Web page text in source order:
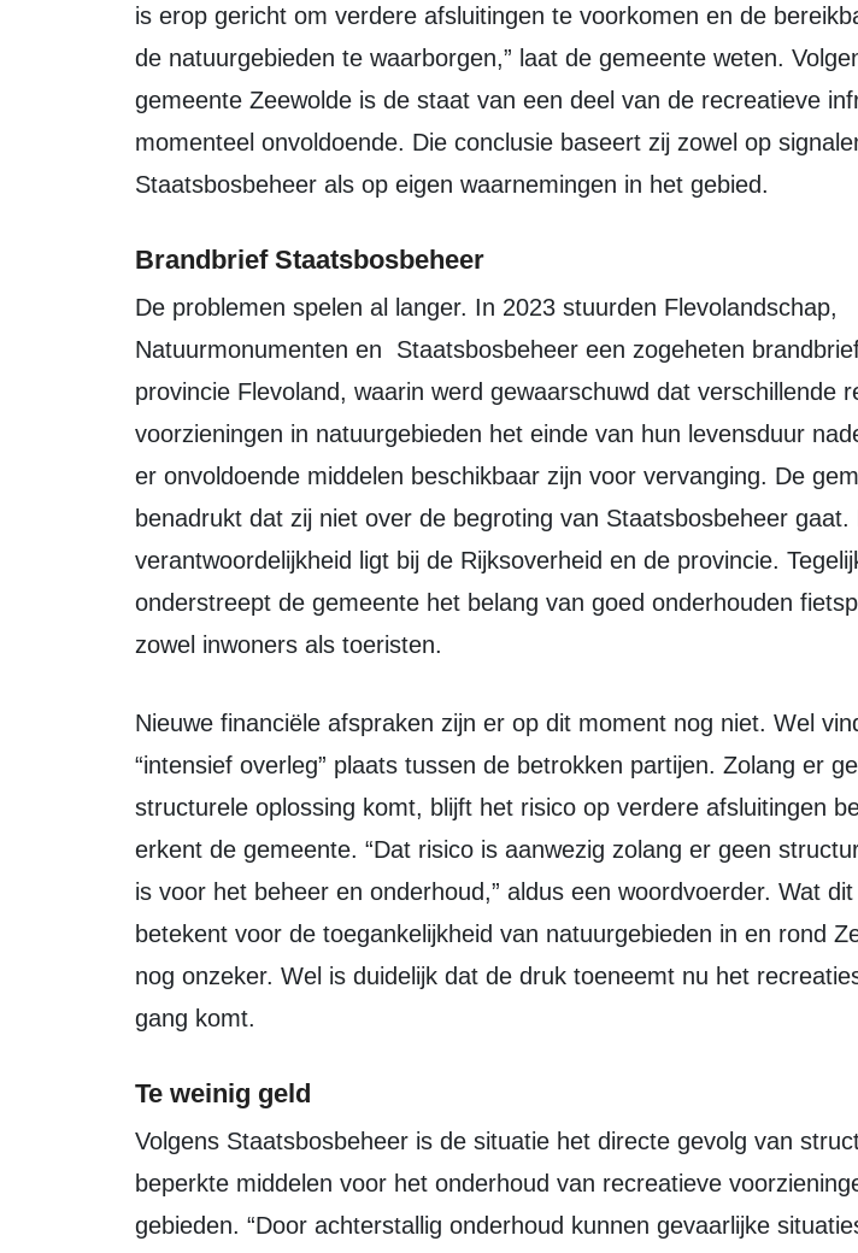
is erop gericht om verdere afsluitingen te voorkomen en de
de natuurgebieden te waarborgen,” laat de gemeente weten.
gemeente Zeewolde is de staat van een deel van de recreatieve
momenteel onvoldoende. Die conclusie baseert zij zowel op
Staatsbosbeheer als op eigen waarnemingen in het gebied.
Brandbrief Staatsbosbeheer
De problemen spelen al langer. In 2023 stuurden Flevolandschap,
Natuurmonumenten en Staatsbosbeheer een zogeheten
provincie Flevoland, waarin werd gewaarschuwd dat verschillende
voorzieningen in natuurgebieden het einde van hun levensduur
er onvoldoende middelen beschikbaar zijn voor vervanging. De
benadrukt dat zij niet over de begroting van Staatsbosbeheer gaat.
verantwoordelijkheid ligt bij de Rijksoverheid en de provincie.
onderstreept de gemeente het belang van goed onderhouden
zowel inwoners als toeristen.
Nieuwe financiële afspraken zijn er op dit moment nog niet. Wel vindt er
“intensief overleg” plaats tussen de betrokken partijen. Zolang er
structurele oplossing komt, blijft het risico op verdere afsluitingen
erkent de gemeente. “Dat risico is aanwezig zolang er geen
is voor het beheer en onderhoud,” aldus een woordvoerder. Wat
betekent voor de toegankelijkheid van natuurgebieden in en rond
nog onzeker. Wel is duidelijk dat de druk toeneemt nu het
gang komt.
Te weinig geld
Volgens Staatsbosbeheer is de situatie het directe gevolg van structureel te
beperkte middelen voor het onderhoud van recreatieve
gebieden. “Door achterstallig onderhoud kunnen gevaarlijke